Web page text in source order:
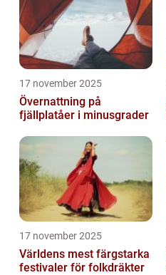
17 november 2025
Övernattning på
fjällplatåer i minusgrader
17 november 2025
Världens mest färgstarka
festivaler för folkdräkter